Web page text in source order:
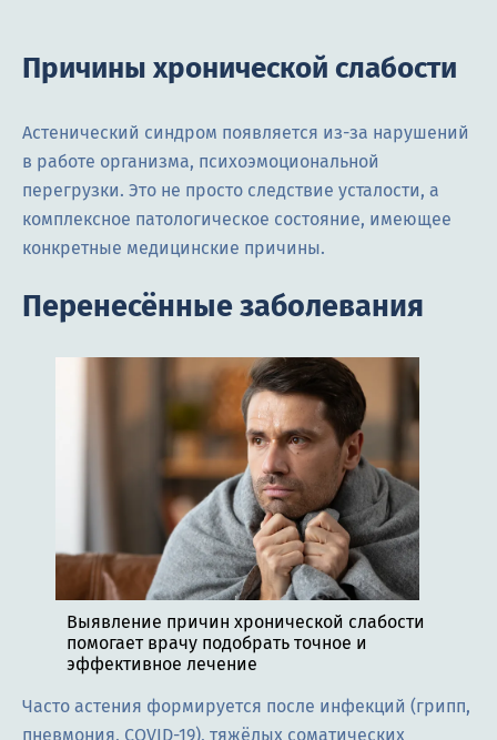
Причины хронической слабости
Астенический синдром появляется из-за нарушений
в работе организма, психоэмоциональной
перегрузки. Это не просто следствие усталости, а
комплексное патологическое состояние, имеющее
конкретные медицинские причины.
Перенесённые заболевания
Выявление причин хронической слабости
помогает врачу подобрать точное и
эффективное лечение
Часто астения формируется после инфекций (грипп,
пневмония, COVID-19), тяжёлых соматических